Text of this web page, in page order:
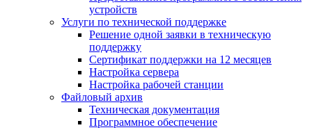
устройств
Услуги по технической поддержке
Решение одной заявки в техническую
поддержку
Сертификат поддержки на 12 месяцев
Настройка сервера
Настройка рабочей станции
Файловый архив
Техническая документация
Программное обеспечение